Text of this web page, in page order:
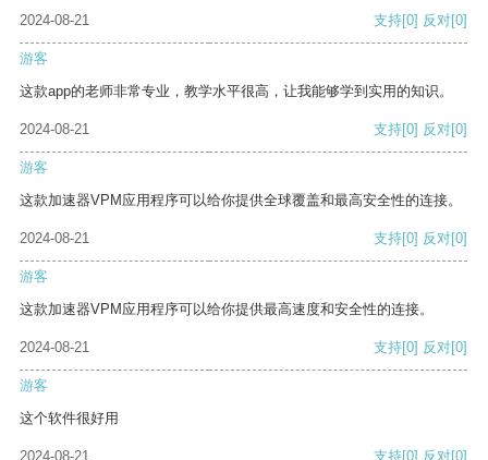
2024-08-21
支持[0] 反对[0]
游客
这款app的老师非常专业，教学水平很高，让我能够学到实用的知识。
2024-08-21 支持[0] 反对[0]
游客
这款加速器VPM应用程序可以给你提供全球覆盖和最高安全性的连接。
2024-08-21 支持[0] 反对[0]
游客
这款加速器VPM应用程序可以给你提供最高速度和安全性的连接。
2024-08-21 支持[0] 反对[0]
游客
这个软件很好用
2024-08-21 支持[0] 反对[0]